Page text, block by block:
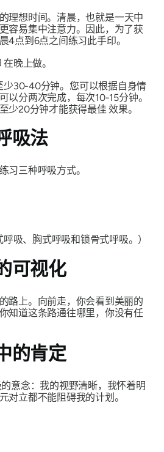
的理想时间。清晨，也就是一天中
容易集中注意力。因此，为了获
4点到6点之间练习此手印。
在晚上做。
少30-40分钟。您可以根据自身情
以分两次完成，每次10-15分钟。
少20分钟才能获得最佳效果。
吸法
练习三种呼吸方式。
吸、胸式呼吸和锁骨式呼吸。）
可视化
路上。向前走，你会看到美丽的
知道这条路通往哪里，你没有任
的肯定
意念：我的视野清晰，我怀着明
对立都不能阻碍我的计划。